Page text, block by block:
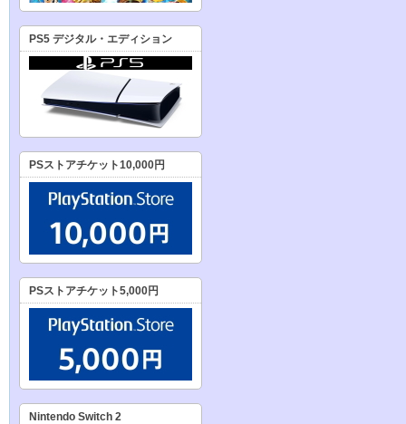
PS5 デジタル・エディション
PSストアチケット10,000円
PSストアチケット5,000円
Nintendo Switch 2